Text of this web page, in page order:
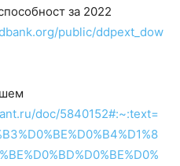
за 2022
public/ddpext_dow
doc/5840152#:~:text=